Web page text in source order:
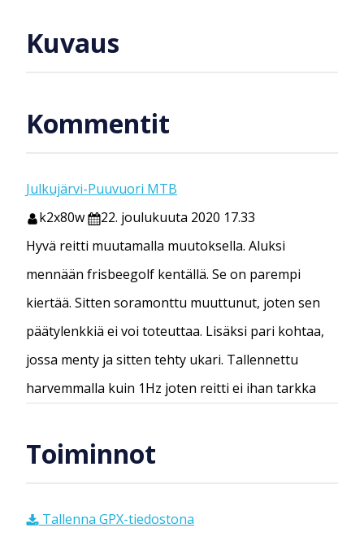
Kuvaus
Kommentit
Julkujärvi-Puuvuori MTB
k2x80w
22. joulukuuta 2020 17.33
Hyvä reitti muutamalla muutoksella. Aluksi
mennään frisbeegolf kentällä. Se on parempi
kiertää. Sitten soramonttu muuttunut, joten sen
päätylenkkiä ei voi toteuttaa. Lisäksi pari kohtaa,
jossa menty ja sitten tehty ukari. Tallennettu
harvemmalla kuin 1Hz joten reitti ei ihan tarkka
Toiminnot
Tallenna GPX-tiedostona